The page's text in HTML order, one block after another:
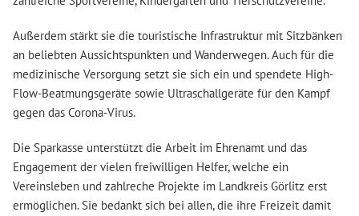
Außerdem stärkt sie die touristische Infrastruktur mit Sitzbänken
an beliebten Aussichtspunkten und Wanderwegen. Auch für die
medizinische Versorgung setzt sie sich ein und spendete High-
Flow-Beatmungsgeräte sowie Ultraschallgeräte für den Kampf
gegen das Corona-Virus.
Die Sparkasse unterstützt die Arbeit im Ehrenamt und das
Engagement der vielen freiwilligen Helfer, welche ein
Vereinsleben und zahlreche Projekte im Landkreis Görlitz erst
ermöglichen. Sie bedankt sich bei allen, die ihre Freizeit damit